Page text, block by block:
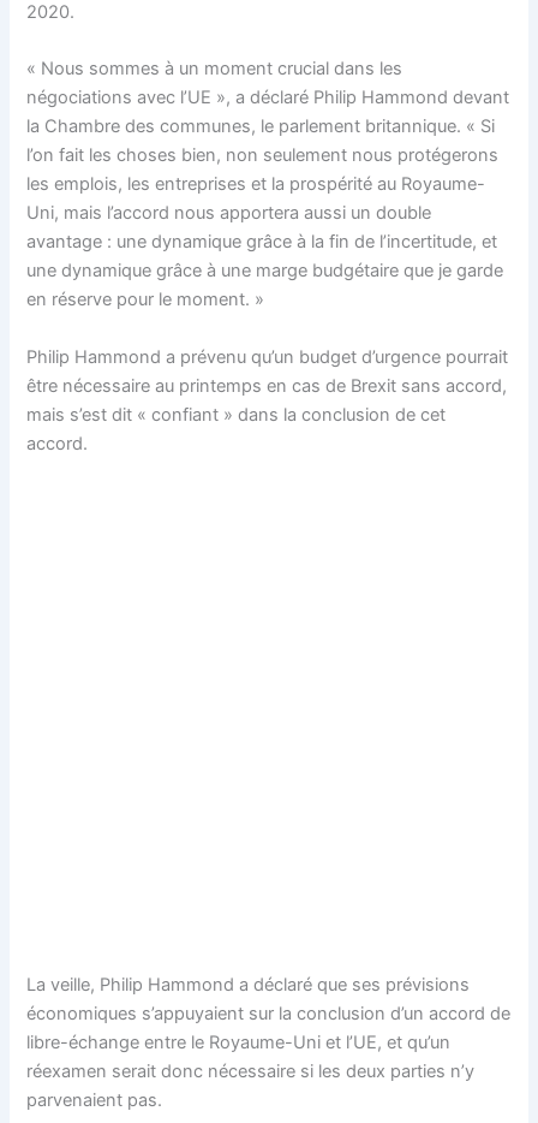
2020.
« Nous sommes à un moment crucial dans les
négociations avec l’UE », a déclaré Philip Hammond devant
la Chambre des communes, le parlement britannique. « Si
l’on fait les choses bien, non seulement nous protégerons
les emplois, les entreprises et la prospérité au Royaume-
Uni, mais l’accord nous apportera aussi un double
avantage : une dynamique grâce à la fin de l’incertitude, et
une dynamique grâce à une marge budgétaire que je garde
en réserve pour le moment. »
Philip Hammond a prévenu qu’un budget d’urgence pourrait
être nécessaire au printemps en cas de Brexit sans accord,
mais s’est dit « confiant » dans la conclusion de cet
accord.
La veille, Philip Hammond a déclaré que ses prévisions
économiques s’appuyaient sur la conclusion d’un accord de
libre-échange entre le Royaume-Uni et l’UE, et qu’un
réexamen serait donc nécessaire si les deux parties n’y
parvenaient pas.